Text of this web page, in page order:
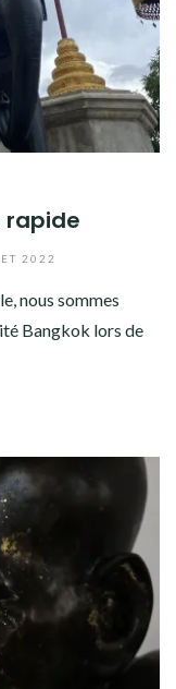
rapide
2022
nous sommes
Bangkok lors de